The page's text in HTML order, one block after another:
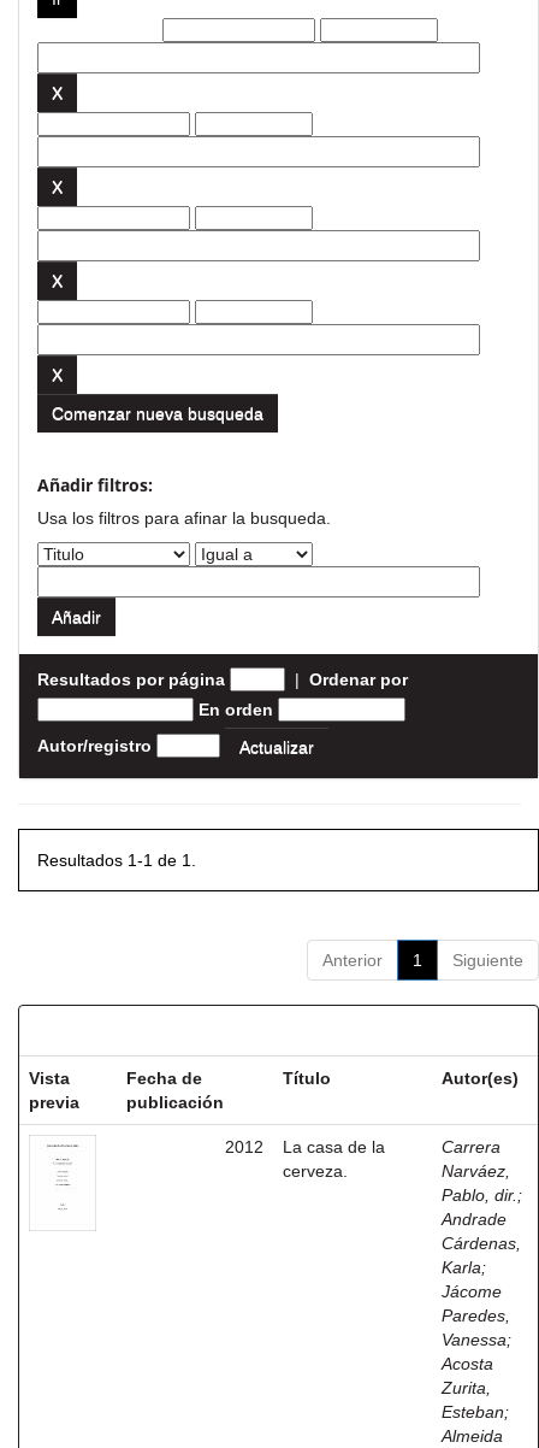
Comenzar nueva busqueda
Añadir filtros:
Usa los filtros para afinar la busqueda.
Resultados por página | Ordenar por
En orden
Autor/registro
Resultados 1-1 de 1.
Anterior 1 Siguiente
Vista
previa
Fecha de
publicación
Título Autor(es)
2012
La casa de la
cerveza.
Carrera
Narváez,
Pablo, dir. ;
Andrade
Cárdenas,
Karla;
Jácome
Paredes,
Vanessa;
Acosta
Zurita,
Esteban;
Almeida